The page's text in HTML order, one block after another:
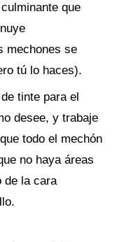
que
mechones se
tú lo haces).
tinte para el
desee, y trabaje
todo el mechón
no haya áreas
de la cara